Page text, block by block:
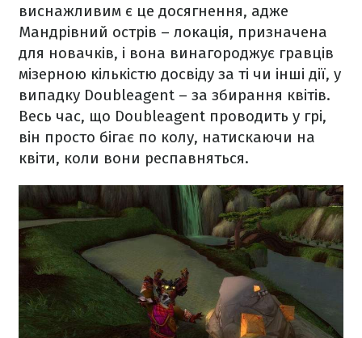
виснажливим є це досягнення, адже
Мандрівний острів – локація, призначена
для новачків, і вона винагороджує гравців
мізерною кількістю досвіду за ті чи інші дії, у
випадку Doubleagent – за збирання квітів.
Весь час, що Doubleagent проводить у грі,
він просто бігає по колу, натискаючи на
квіти, коли вони респавняться.